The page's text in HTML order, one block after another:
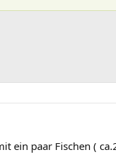
ein paar Fischen (